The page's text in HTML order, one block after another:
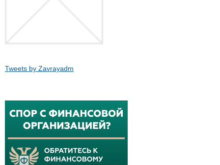
Tweets by Zavrayadm